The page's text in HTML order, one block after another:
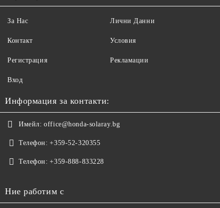
За Нас
Контакт
Регистрация
Вход
Лични Данни
Условия
Рекламации
Информация за контакти:
Имейл: office@honda-solaray.bg
Телефон: +359-52-320355
Телефон: +359-888-833228
Ние работим с